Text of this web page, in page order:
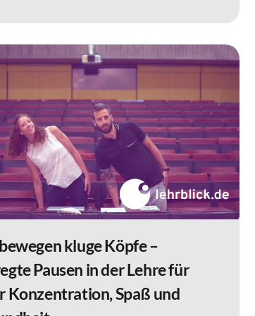
kluge Köpfe –
Pausen in der Lehre für
Konzentration, Spaß und